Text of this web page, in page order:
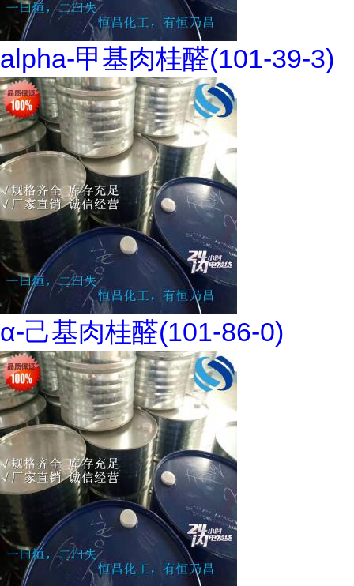
alpha-甲基肉桂醛(101-39-3)
α-己基肉桂醛(101-86-0)